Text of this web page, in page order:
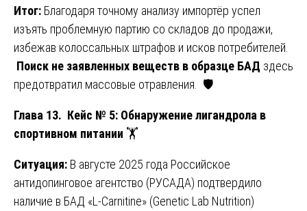
Итог: Благодаря точному анализу импортёр успел
изъять проблемную партию со складов до продажи,
избежав колоссальных штрафов и исков потребителей.
Поиск не заявленных веществ в образце БАД здесь
предотвратил массовые отравления. 🛡️
Глава 13. Кейс № 5: Обнаружение лигандрола в
спортивном питании 🏋️
Ситуация: В августе 2025 года Российское
антидопинговое агентство (РУСАДА) подтвердило
наличие в БАД «L-Carnitine» (Genetic Lab Nutrition)